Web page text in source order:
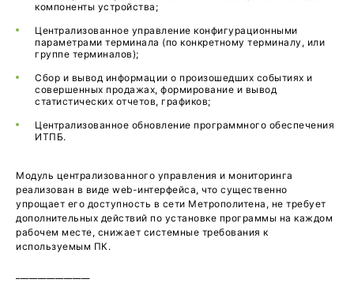
компоненты устройства;
Централизованное управление конфигурационными
параметрами терминала (по конкретному терминалу, или
группе терминалов);
Сбор и вывод информации о произошедших событиях и
совершенных продажах, формирование и вывод
статистических отчетов, графиков;
Централизованное обновление программного обеспечения
ИТПБ.
Модуль централизованного управления и мониторинга
реализован в виде web-интерфейса, что существенно
упрощает его доступность в сети Метрополитена, не требует
дополнительных действий по установке программы на каждом
рабочем месте, снижает системные требования к
используемым ПК.